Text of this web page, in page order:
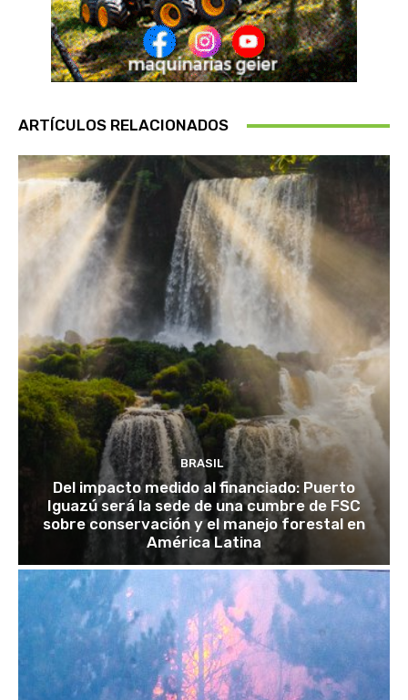
ARTÍCULOS RELACIONADOS
BRASIL
Del impacto medido al financiado: Puerto
Iguazú será la sede de una cumbre de FSC
sobre conservación y el manejo forestal en
América Latina